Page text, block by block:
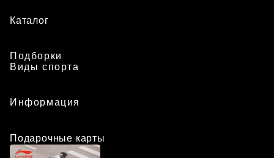
Каталог
Подборки
Виды спорта
Информация
Подарочные карты